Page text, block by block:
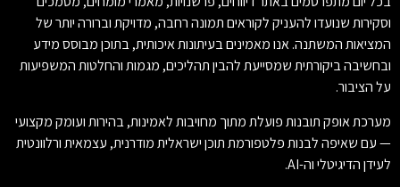
וסקירות שנועדו להעניק לקוראים תמונה רחבה, מדויקת וברורה יותר של
המציאות המשתנה. אנו מאמינים בעיתונות איכותית, בתוכן מבוסס מידע
ובחשיבה ביקורתית שמסייעת להבין תהליכים, מגמות והחלטות המשפיעות
על הציבור.
מערכת אופק תובנות פועלת מתוך מחויבות לאמינות, בהירות ועומק מקצועי
— עם שאיפה לבנות פלטפורמת תוכן ישראלית מודרנית, עצמאית ורלוונטית
לעידן הדיגיטלי וה-AI.